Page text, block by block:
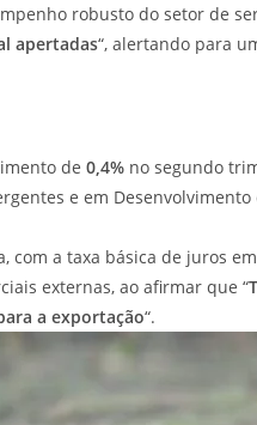
robusto do setor de
apertadas“, alertando para
de 0,4% no segundo
e em
com a taxa básica de juros
externas, ao afirmar que “
a exportação“.